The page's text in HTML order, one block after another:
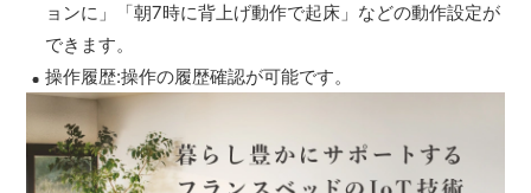
ョンに」「朝7時に背上げ動作で起床」などの動作設定が
できます。
操作履歴:操作の履歴確認が可能です。